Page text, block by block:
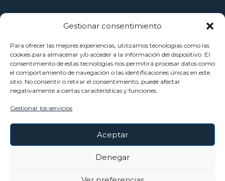
Gestionar consentimiento
Para ofrecer las mejores experiencias, utilizamos tecnologías como las
cookies para almacenar y/o acceder a la información del dispositivo. El
consentimiento de estas tecnologías nos permitirá procesar datos como
el comportamiento de navegación o las identificaciones únicas en este
sitio. No consentir o retirar el consentimiento, puede afectar
negativamente a ciertas características y funciones.
Gestionar los servicios
Aceptar
Denegar
Newsletter
Reciba noticias importantes directamente en su buzón de
entrada y manténgase conectado.
Política Privacidad.